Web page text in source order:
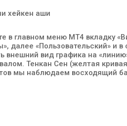
в главном меню MT4 вкладку
далее «Пользовательский» и в
внешний вид графика на
Тенкан Сен (желтая
мы наблюдаем восходящий